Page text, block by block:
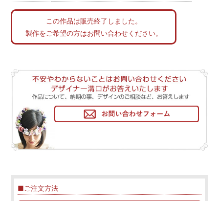
この作品は販売終了しました。
製作をご希望の方はお問い合わせください。
■ご注文方法